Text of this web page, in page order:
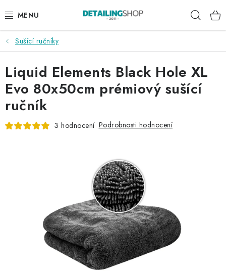
na
AKCE
NOVINKY
EXTERIÉR
INTERIÉR
DÁRKOVÉ SADY A POUKAZY
NAŠE SLUŽBY
Sušící ručníky
Liquid Elements Black Hole XL
Evo 80x50cm prémiový sušící
ručník
3 hodnocení Podrobnosti hodnocení